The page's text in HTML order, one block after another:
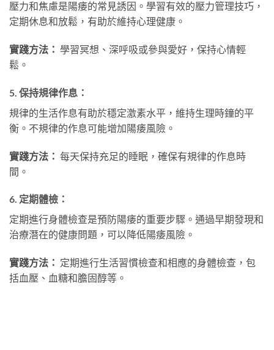
壓力和焦慮是陽痿的常見誘因。學習有效的壓力管理技巧，
定期休息和放鬆，有助於維持心理健康。
實踐方法： 學習冥想、深呼吸或參與愛好，保持心情輕
鬆。
5. 保持規律作息：
規律的生活作息有助於穩定激素水平，維持生理時鐘的平
衡。不規律的作息可能增加陽痿風險。
實踐方法： 每天保持充足的睡眠，確保有規律的作息時
間。
6. 定期體檢：
定期進行身體檢查是預防陽痿的重要步驟。通過早期發現和
治療潛在的健康問題，可以降低陽痿風險。
實踐方法： 定期進行生活習慣檢查和相應的身體檢查，包
括血壓、血糖和膽固醇等。